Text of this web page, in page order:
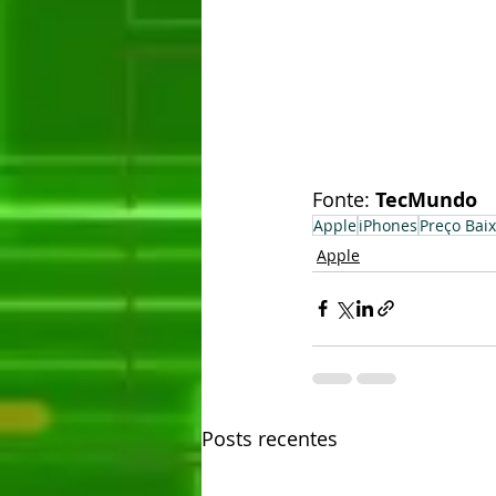
Fonte: TecMundo
AppleiPhones Preço
Apple
Posts recentes